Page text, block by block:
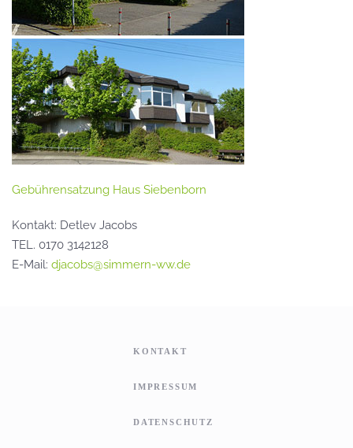
Gebührensatzung Haus Siebenborn
Kontakt: Detlev Jacobs
TEL. 0170 3142128
E-Mail: djacobs@simmern-ww.de
KONTAKT
IMPRESSUM
DATENSCHUTZ